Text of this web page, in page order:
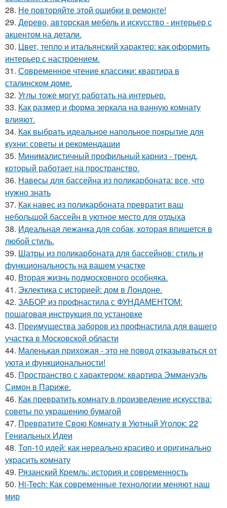
28. Не повторяйте этой ошибки в ремонте!
29. Дерево, авторская мебель и искусство - интерьер с
акцентом на детали.
30. Цвет, тепло и итальянский характер: как оформить
интерьер с настроением.
31. Современное чтение классики: квартира в
сталинском доме.
32. Углы тоже могут работать на интерьер.
33. Как размер и форма зеркала на ванную комнату
влияют.
34. Как выбрать идеальное напольное покрытие для
кухни: советы и рекомендации
35. Минималистичный профильный карниз - тренд,
который работает на пространство.
36. Навесы для бассейна из поликарбоната: все, что
нужно знать
37. Как навес из поликарбоната превратит ваш
небольшой бассейн в уютное место для отдыха
38. Идеальная лежанка для собак, которая впишется в
любой стиль.
39. Шатры из поликарбоната для бассейнов: стиль и
функциональность на вашем участке
40. Вторая жизнь подмосковного особняка.
41. Эклектика с историей: дом в Лондоне.
42. ЗАБОР из профнастила с ФУНДАМЕНТОМ:
пошаговая инструкция по установке
43. Преимущества заборов из профнастила для вашего
участка в Московской области
44. Маленькая прихожая - это не повод отказываться от
уюта и функциональности!
45. Пространство с характером: квартира Эммануэль
Симон в Париже.
46. Как превратить комнату в произведение искусства:
советы по украшению бумагой
47. Превратите Свою Комнату в Уютный Уголок: 22
Гениальных Идеи
48. Топ-10 идей: как нереально красиво и оригинально
украсить комнату
49. Рязанский Кремль: история и современность
50. Hi-Tech: Как современные технологии меняют наш
мир